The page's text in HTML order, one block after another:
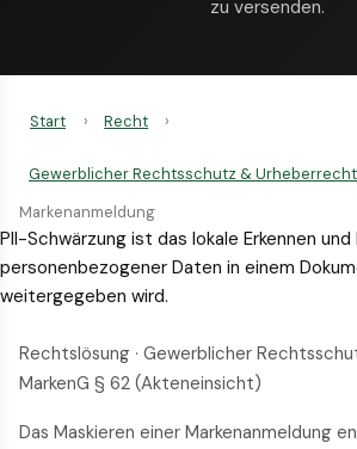
zu versenden.
Start › Recht ›
Gewerblicher Rechtsschutz & Urheberrecht
Markenanmeldung
PII-Schwärzung ist das lokale Erkennen und
personenbezogener Daten in einem
weitergegeben wird.
Rechtslösung · Gewerblicher
MarkenG § 62 (Akteneinsicht)
Das Maskieren einer Markenanmeldung